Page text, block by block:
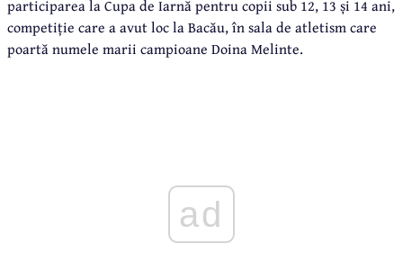
participarea la Cupa de Iarnă pentru copii sub 12, 13 și 14 ani,
competiție care a avut loc la Bacău, în sala de atletism care
poartă numele marii campioane Doina Melinte.
ad